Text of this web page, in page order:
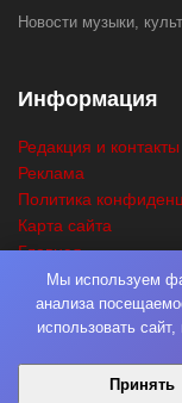
Новости музыки,
Информация
Редакция и контакты
Реклама
Политика
Карта сайта
Главная
Поиск
© 2026Нота Миру.
Мы используем
анализа
использовать
Принять